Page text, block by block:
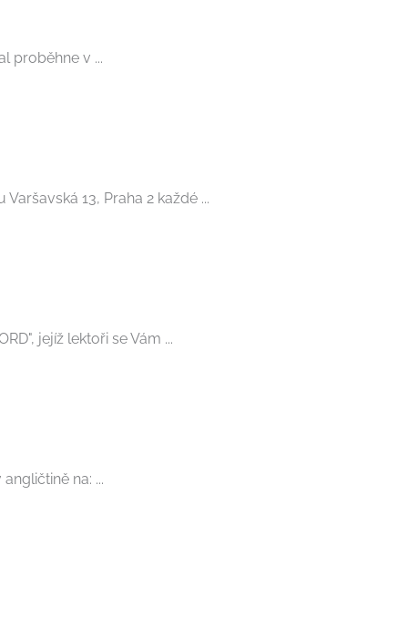
proběhne v ...
13, Praha 2 každé ...
jejíž lektoři se Vám ...
na: ...